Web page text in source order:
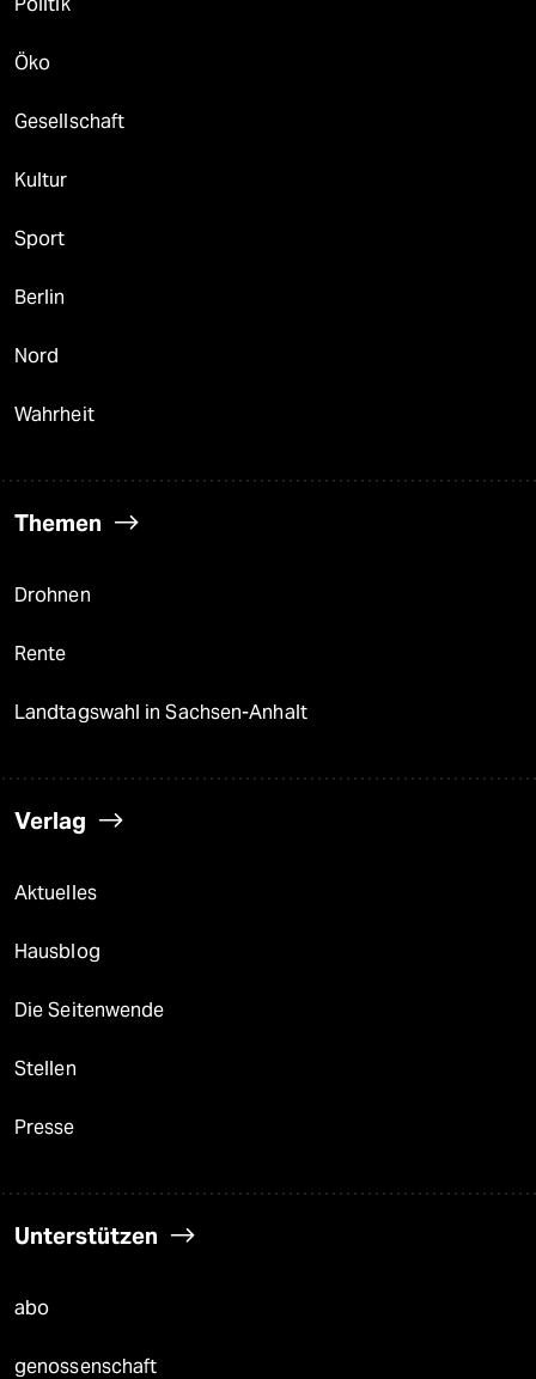
Öko
Gesellschaft
Kultur
Sport
Berlin
Nord
Wahrheit
Themen
Drohnen
Rente
Landtagswahl in Sachsen-Anhalt
Verlag
Aktuelles
Hausblog
Die Seitenwende
Stellen
Presse
Unterstützen
abo
genossenschaft